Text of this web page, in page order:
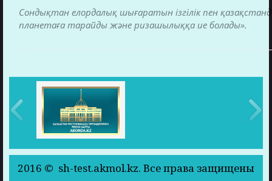
Сондықтан елордалық шығаратын ізгілік пен
планетаға тарайды және ризашылыққа ие болады».
2016 © sh-test.akmol.kz. Все права защищены